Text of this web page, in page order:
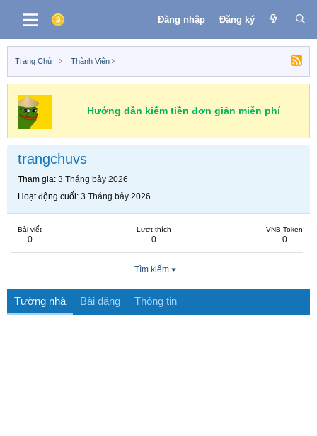
Đăng nhập Đăng ký
Trang Chủ Thành Viên
Hướng dẫn kiếm tiền đơn giản miễn phí
trangchuvs
Tham gia 3 Tháng bảy 2026
Hoạt động cuối 3 Tháng bảy 2026
Bài viết
0
Lượt thích
0
VNB Token
0
Tìm kiếm
Tường nhà Bài đăng Thông tin